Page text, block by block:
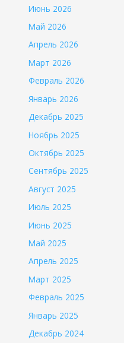
Июнь 2026
Май 2026
Апрель 2026
Март 2026
Февраль 2026
Январь 2026
Декабрь 2025
Ноябрь 2025
Октябрь 2025
Сентябрь 2025
Август 2025
Июль 2025
Июнь 2025
Май 2025
Апрель 2025
Март 2025
Февраль 2025
Январь 2025
Декабрь 2024